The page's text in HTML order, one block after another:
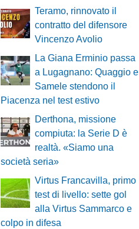
Teramo, rinnovato il
contratto del difensore
Vincenzo Avolio
La Giana Erminio passa
a Lugagnano: Quaggio e
Samele stendono il
Piacenza nel test estivo
Derthona, missione
compiuta: la Serie D è
realtà. «Siamo una
società seria»
Virtus Francavilla, primo
test di livello: sette gol
alla Virtus Sammarco e
colpo in difesa